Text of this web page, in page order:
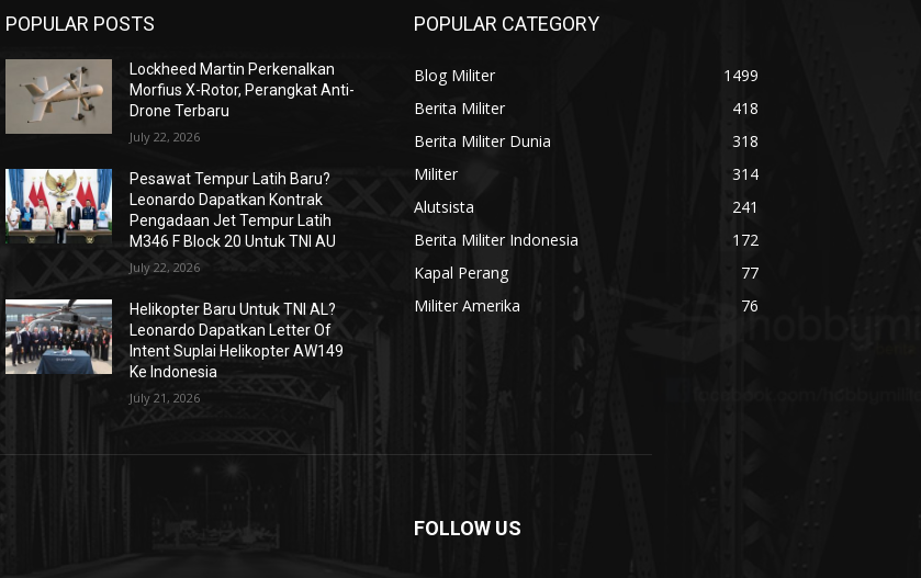
POPULAR POSTS
Lockheed Martin Perkenalkan
Morfius X-Rotor, Perangkat Anti-
Drone Terbaru
July 22, 2026
Pesawat Tempur Latih Baru?
Leonardo Dapatkan Kontrak
Pengadaan Jet Tempur Latih
M346 F Block 20 Untuk TNI AU
July 22, 2026
Helikopter Baru Untuk TNI AL?
Leonardo Dapatkan Letter Of
Intent Suplai Helikopter AW149
Ke Indonesia
July 21, 2026
POPULAR CATEGORY
Blog Militer
1499
Berita Militer
418
Berita Militer Dunia
318
Militer
314
Alutsista
241
Berita Militer Indonesia
172
Kapal Perang
77
Militer Amerika
76
FOLLOW US